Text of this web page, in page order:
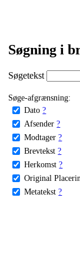
Søgning i
Søgetekst
Søge-afgrænsning:
Dato ?
Afsender ?
Modtager ?
Brevtekst ?
Herkomst ?
Original
Metatekst ?